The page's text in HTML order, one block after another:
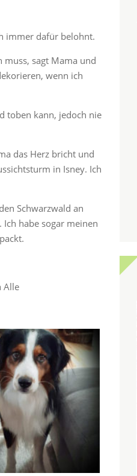
immer dafür belohnt.
muss, sagt Mama und
wenn ich
toben kann, jedoch nie
das Herz bricht und
in Isney. Ich
Schwarzwald an
habe sogar meinen
Alle